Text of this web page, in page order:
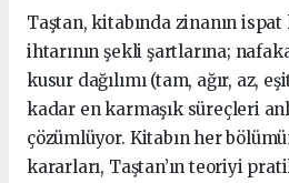
Taştan, kitabında zinanın
ihtarının şekli şartlarına;
kusur dağılımı (tam, ağır, az,
kadar en karmaşık süreçleri
çözümlüyor. Kitabın her
kararları, Taştan’ın teoriyi